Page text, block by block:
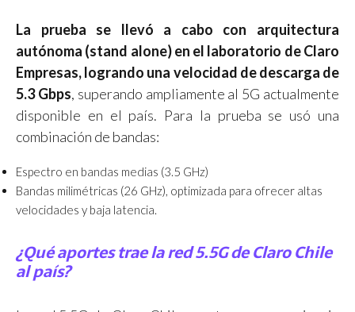
La prueba se llevó a cabo con arquitectura
autónoma (stand alone) en el laboratorio de Claro
Empresas, logrando una velocidad de descarga de
5.3 Gbps, superando ampliamente al 5G actualmente
disponible en el país. Para la prueba se usó una
combinación de bandas:
Espectro en bandas medias (3.5 GHz)
Bandas milimétricas (26 GHz), optimizada para ofrecer altas
velocidades y baja latencia.
¿Qué aportes trae la red 5.5G de Claro Chile
al país?